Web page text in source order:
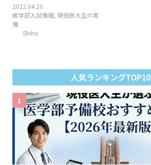
2022.04.20
医学部入試情報, 現役医大生の実
情
Shiho
人気ランキングTOP10
1